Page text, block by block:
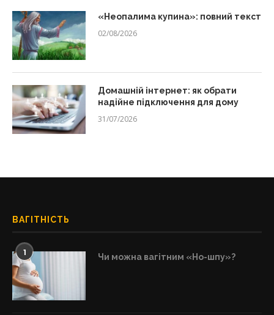
«Неопалима купина»: повний текст
02/08/2026
Домашній інтернет: як обрати
надійне підключення для дому
31/07/2026
ВАГІТНІСТЬ
1 Чи можна вагітним «Но-шпу»?